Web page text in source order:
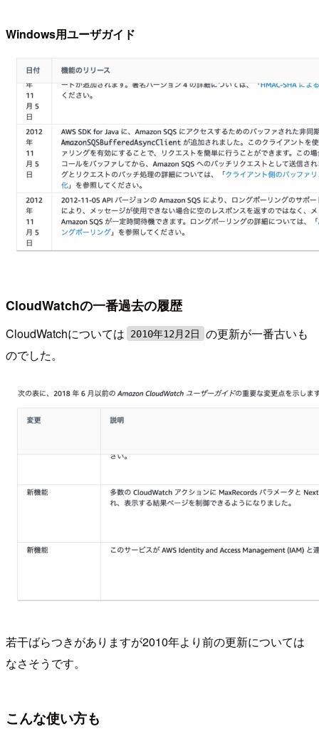
Windows用ユーザガイド
CloudWatchの一番過去の履歴
CloudWatchについては 2010年12月2日
の更新が一番古いも
のでした。
若干ばらつきがありますが2010年より前の更新については
なさそうです。
こんな使い方も